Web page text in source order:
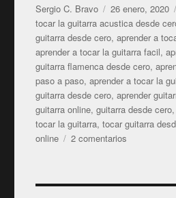
Autor
Sergio C. Bravo
Publicado
el
26 enero, 2020
tocar la guitarra acustica desde
guitarra desde cero,aprender a
aprender a tocar la guitarra facil,
guitarra flamenca desde cero,
paso a paso,aprender a tocar la
guitarra desde cero,aprender
guitarra online,guitarra desde cero
tocar la guitarra,tocar guitarra
online
2 comentarios